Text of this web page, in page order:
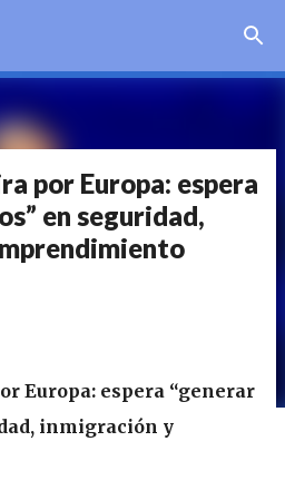
por Europa: espera
en seguridad,
Europa: espera “generar
inmigración y